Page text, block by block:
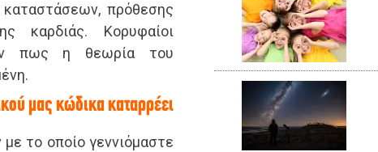
πρόθεσης
Κορυφαίοι
πως η θεωρία του
μας κώδικα καταρρέει
το οποίο γεννιόμαστε